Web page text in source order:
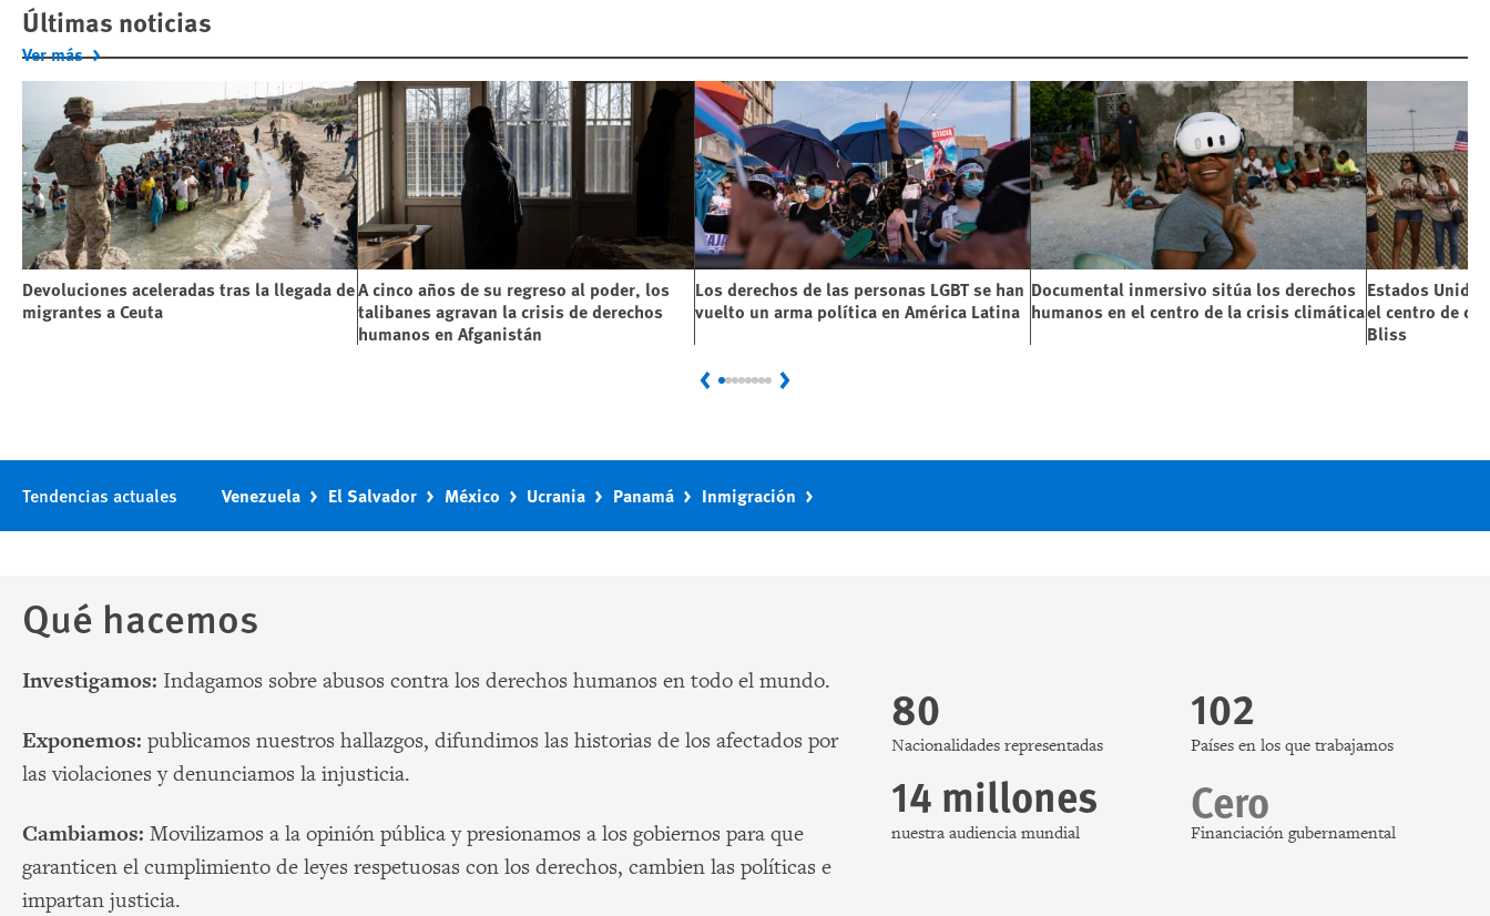
Últimas noticias
Ver más
Devoluciones aceleradas tras la llegada de
migrantes a Ceuta
A cinco años de su regreso al poder, los
talibanes agravan la crisis de derechos
humanos en Afganistán
Los derechos de las personas LGBT se han
vuelto un arma política en América Latina
Documental inmersivo sitúa los derechos
humanos en el centro de la crisis climática
Estados
el centro de
Bliss
Previous Next
Tendencias actuales Venezuela El Salvador México Ucrania Panamá Inmigración
Qué hacemos
Investigamos: Indagamos sobre abusos contra los derechos humanos en todo el mundo.
Exponemos: publicamos nuestros hallazgos, difundimos las historias de los afectados por
las violaciones y denunciamos la injusticia.
Cambiamos: Movilizamos a la opinión pública y presionamos a los gobiernos para que
garanticen el cumplimiento de leyes respetuosas con los derechos, cambien las políticas e
impartan justicia.
80
Nacionalidades representadas
102
Países en los que trabajamos
14 millones
nuestra audiencia mundial
Cero
Financiación gubernamental